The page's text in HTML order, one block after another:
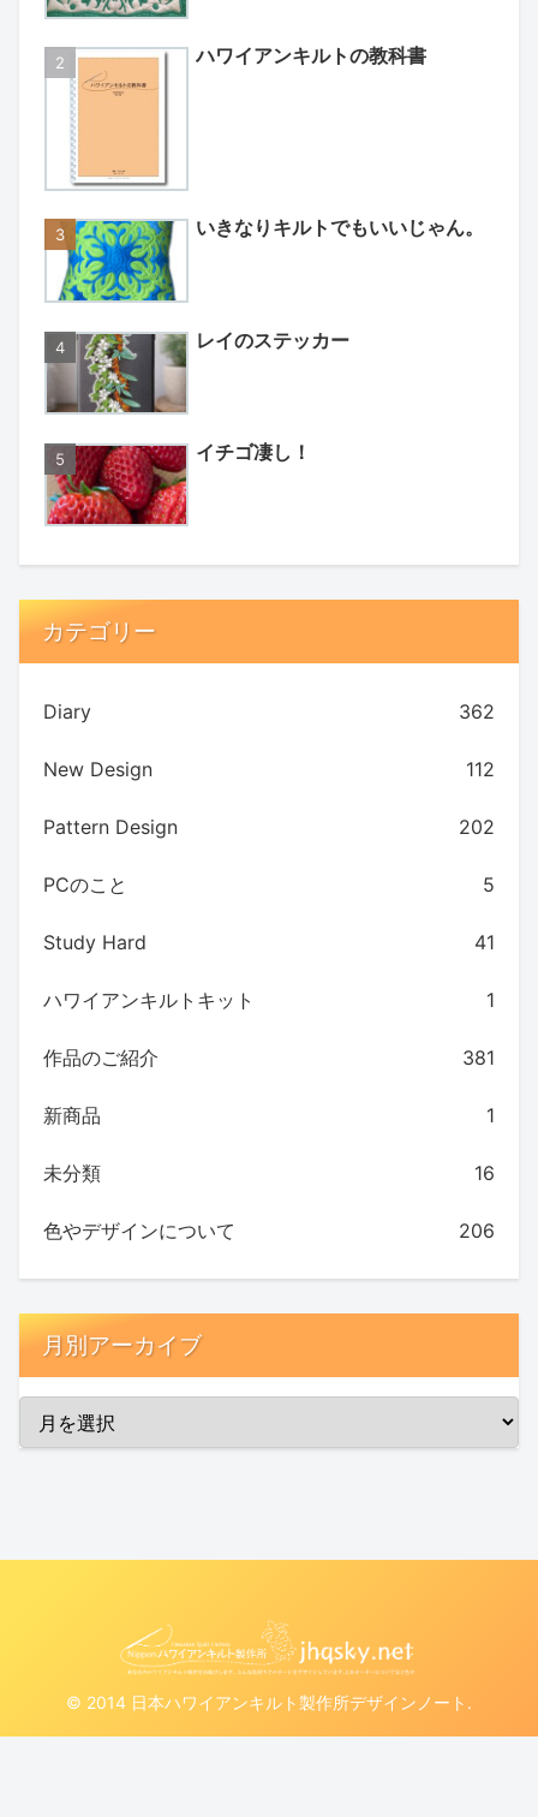
ハワイアンキルトの教科書
いきなりキルトでもいいじゃん。
レイのステッカー
イチゴ凄し！
カテゴリー
Diary 362
New Design 112
Pattern Design 202
PCのこと 5
Study Hard 41
ハワイアンキルトキット 1
作品のご紹介 381
新商品 1
未分類 16
色やデザインについて 206
月別アーカイブ
© 2014 日本ハワイアンキルト製作所デザインノート.